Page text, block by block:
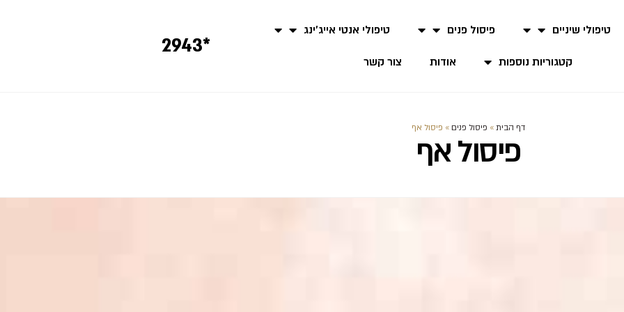
טיפולי שיניים פיסול פנים טיפולי אנטי אייג'ינג
קטגוריות נוספות אודות צור קשר
*2943
דף הבית» פיסול פנים» פיסול אף
פיסול אף